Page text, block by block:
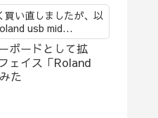
買い直しましたが、以
usb mid...
ボードとして拡
ェイス「Roland
た